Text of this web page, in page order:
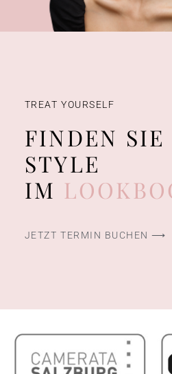
TREAT YOURSELF
FINDEN SIE
STYLE
IM
JETZT TERMIN BUCHEN ⟶